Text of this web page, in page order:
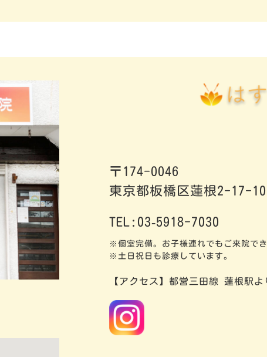
〒174-0046
東京都板橋区蓮根2-17-
TEL:03‐5918-7030
※個室完備。お子様連れでもご来院でき
※土日祝日も診療しています。
【アクセス】都営三田線 蓮根駅よ